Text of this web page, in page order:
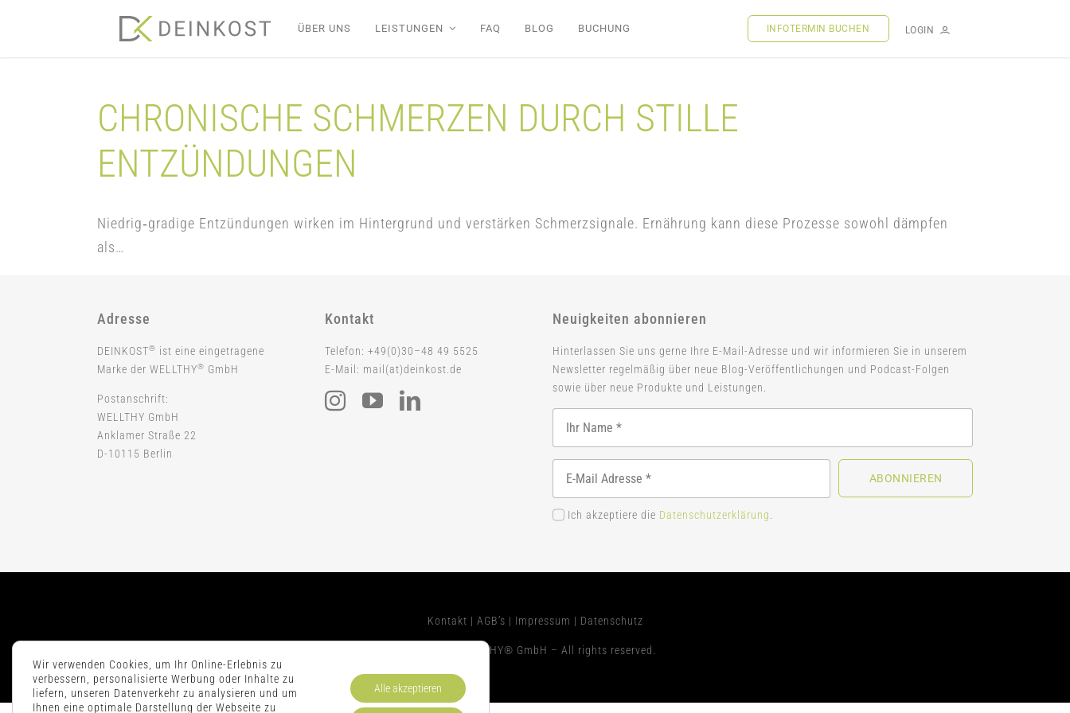
ÜBER UNS LEISTUNGEN FAQ BLOG BUCHUNG INFOTERMIN BUCHEN LOGIN
CHRONISCHE SCHMERZEN DURCH STILLE
ENTZÜNDUNGEN
Niedrig‑gradige Entzündungen wirken im Hintergrund und verstärken Schmerzsignale. Ernährung kann diese Prozesse sowohl dämpfen
als…
Adresse
DEINKOST® ist eine eingetragene
Marke der WELLTHY® GmbH
Postanschrift:
WELLTHY GmbH
Anklamer Straße 22
D-10115 Berlin
Kontakt
Telefon: +49(0)30–48 49 5525
E-Mail: mail(at)deinkost.de
Neuigkeiten abonnieren
Hinterlassen Sie uns gerne Ihre E-Mail-Adresse und wir informieren Sie in unserem
Newsletter regelmäßig über neue Blog-Veröffentlichungen und Podcast-Folgen
sowie über neue Produkte und Leistungen.
ABONNIEREN
Ich akzeptiere die Datenschutzerklärung
Kontakt | AGB’s | Impressum | Datenschutz
© 2026 WELLTHY® GmbH – All rights reserved.
Wir verwenden Cookies, um Ihr Online-Erlebnis zu
verbessern, personalisierte Werbung oder Inhalte zu
liefern, unseren Datenverkehr zu analysieren und um
Ihnen eine optimale Darstellung der Webseite zu
Alle akzeptieren